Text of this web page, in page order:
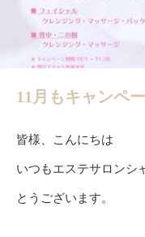
11月もキャンペ
皆様、こんにちは
いつもエステサロンシ
とうございます。